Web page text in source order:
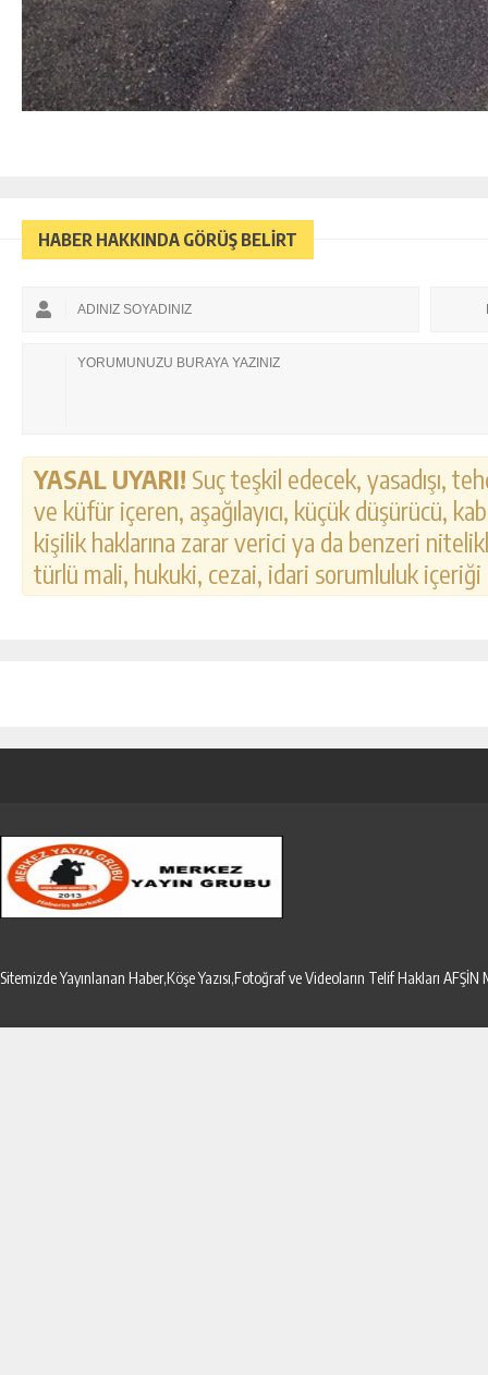
HABER HAKKINDA GÖRÜŞ BELİRT
YASAL UYARI! Suç teşkil edecek, yasadışı,
ve küfür içeren, aşağılayıcı, küçük düşürücü,
kişilik haklarına zarar verici ya da benzeri
türlü mali, hukuki, cezai, idari sorumluluk
Sitemizde Yayınlanan Haber,Köşe Yazısı,Fotoğraf ve Videoların Telif Hakları